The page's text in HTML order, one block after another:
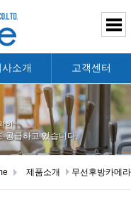
사소개 고객센터
한
공급하고 있습니다.
제품소개 무선후방카메라